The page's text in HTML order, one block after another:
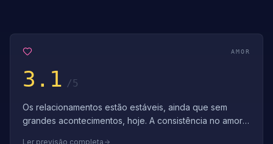
AMOR
3.1 /5
Os relacionamentos estão estáveis, ainda que sem
grandes acontecimentos, hoje. A consistência no amor
Ler previsão completa